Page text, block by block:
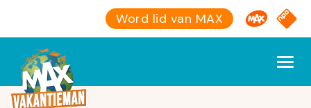
Word lid van MAX Omroep
NPO